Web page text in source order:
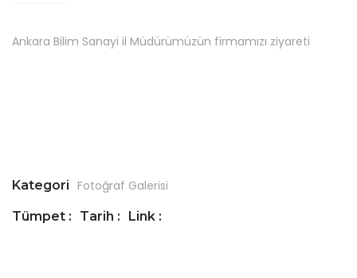
Ankara Bilim Sanayi il Müdürümüzün firmamızı ziyareti
Kategori Fotoğraf Galerisi
Tümpet : Tarih : Link :